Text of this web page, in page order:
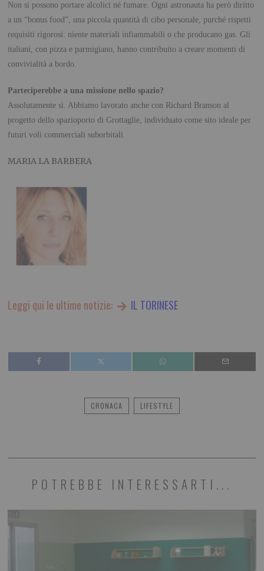
Non si possono portare alcolici né fumare. Ogni astronauta ha però diritto
a un “bonus food”, una piccola quantità di cibo personale, purché rispetti
requisiti rigorosi: niente materiali infiammabili o che producano gas. Gli
italiani, con pizza e parmigiano, hanno contribuito a creare momenti di
convivialità a bordo.
Parteciperebbe a una missione nello spazio?
Assolutamente sì. Abbiamo lavorato anche con Richard Branson al
progetto dello spazioporto di Grottaglie, individuato come sito ideale per
futuri voli commerciali suborbitali.
MARIA LA BARBERA
Leggi qui le ultime notizie: IL TORINESE
CRONACA LIFESTYLE
POTREBBE INTERESSARTI...